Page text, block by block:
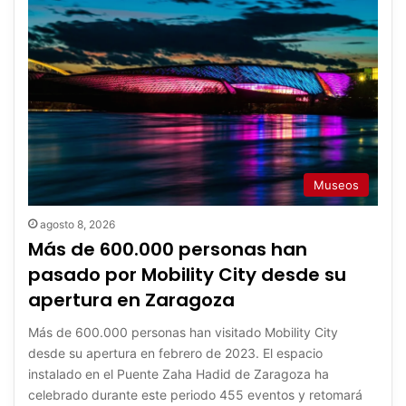
Museos
agosto 8, 2026
Más de 600.000 personas han
pasado por Mobility City desde su
apertura en Zaragoza
Más de 600.000 personas han visitado Mobility City
desde su apertura en febrero de 2023. El espacio
instalado en el Puente Zaha Hadid de Zaragoza ha
celebrado durante este periodo 455 eventos y retomará